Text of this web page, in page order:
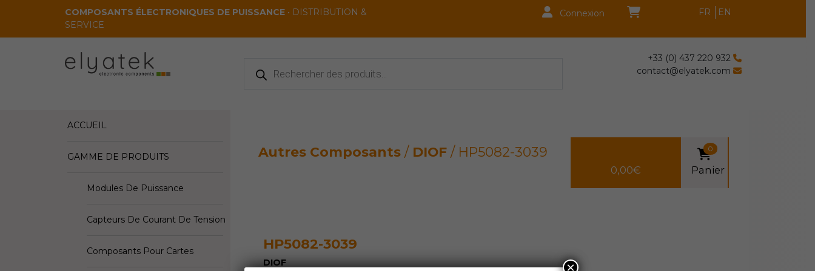
COMPOSANTS ÉLECTRONIQUES DE PUISSANCE• DISTRIBUTION &
SERVICE
Connexion FR EN
produits
+33 (0) 437 220 932
contact@elyatek.com
ACCUEIL
GAMME DE PRODUITS
Modules De Puissance
Capteurs De Courant De Tension
Composants Pour Cartes
Autres Composants/ DIOF/ HP5082-3039
0,00€
0
Panier
HP5082-3039
DIOF ×